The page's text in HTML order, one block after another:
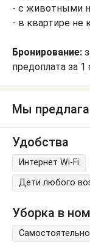
- с животными
- в квартире не
Бронирование:
предоплата за
Мы
Удобства
Интернет Wi-Fi
Дети любого
Уборка в
Самостоятельно